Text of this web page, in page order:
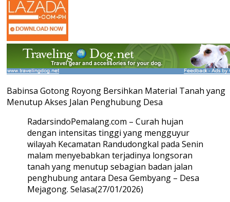
Babinsa Gotong Royong Bersihkan Material Tanah yang
Menutup Akses Jalan Penghubung Desa
RadarsindoPemalang.com – Curah hujan
dengan intensitas tinggi yang mengguyur
wilayah Kecamatan Randudongkal pada Senin
malam menyebabkan terjadinya longsoran
tanah yang menutup sebagian badan jalan
penghubung antara Desa Gembyang – Desa
Mejagong. Selasa(27/01/2026)